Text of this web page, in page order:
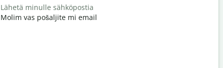
Lähetä minulle sähköpostia
Molim vas pošaljite mi email